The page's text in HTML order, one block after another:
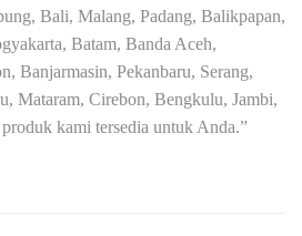
Bali, Malang, Padang, Balikpapan,
Batam, Banda Aceh,
Banjarmasin, Pekanbaru, Serang,
Mataram, Cirebon, Bengkulu, Jambi,
kami tersedia untuk Anda.”